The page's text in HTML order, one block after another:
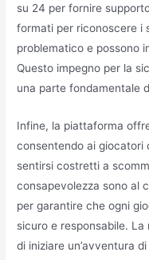
su 24 per fornire
formati per riconoscere i
problematico e possono
Questo impegno per la
una parte fondamentale
Infine, la piattaforma
consentendo ai giocatori
sentirsi costretti a
consapevolezza sono al
per garantire che ogni
sicuro e responsabile.
di iniziare un’avventura